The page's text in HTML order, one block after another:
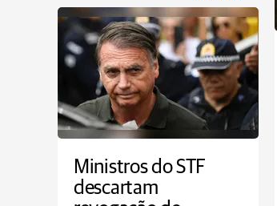
Ministros do STF
descartam